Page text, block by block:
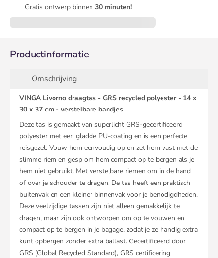
Gratis ontwerp binnen 30 minuten!
Productinformatie
Omschrijving
VINGA Livorno draagtas - GRS recycled polyester - 14 x
30 x 37 cm - verstelbare bandjes
Deze tas is gemaakt van superlicht GRS-gecertificeerd
polyester met een gladde PU-coating en is een perfecte
reisgezel. Vouw hem eenvoudig op en zet hem vast met de
slimme riem en gesp om hem compact op te bergen als je
hem niet gebruikt. Met verstelbare riemen om in de hand
of over je schouder te dragen. De tas heeft een praktisch
buitenvak en een kleiner binnenvak voor je benodigdheden.
Deze veelzijdige tassen zijn niet alleen gemakkelijk te
dragen, maar zijn ook ontworpen om op te vouwen en
compact op te bergen in je bagage, zodat je ze handig extra
kunt opbergen zonder extra ballast. Gecertificeerd door
GRS (Global Recycled Standard), GRS certificering